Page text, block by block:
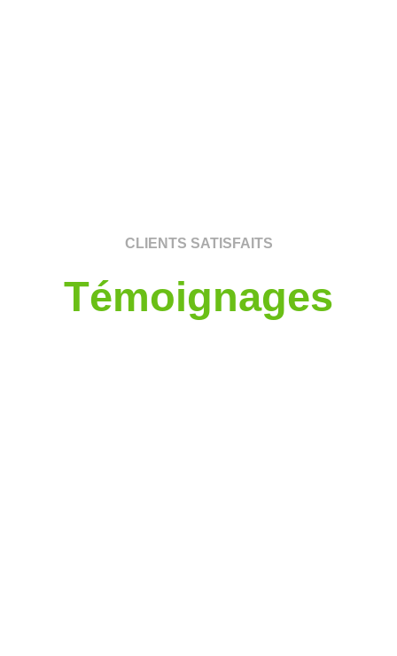
CLIENTS SATISFAITS
Témoignages